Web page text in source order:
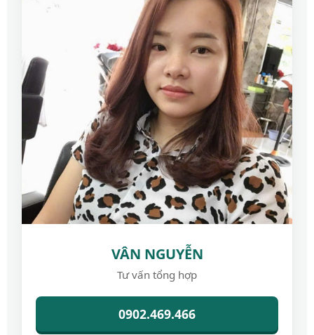
VÂN NGUYỄN
Tư vấn tổng hợp
0902.469.466